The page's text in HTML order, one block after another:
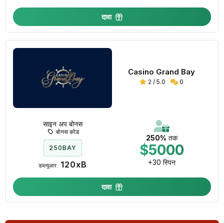
दावा
Casino Grand Bay
2 / 5.0 0
250% तक
$5000
+30 स्पिन
साइन अप बोनस
बोनस कोड
250BAY
डब्ल्यूआर: 120xB
दावा